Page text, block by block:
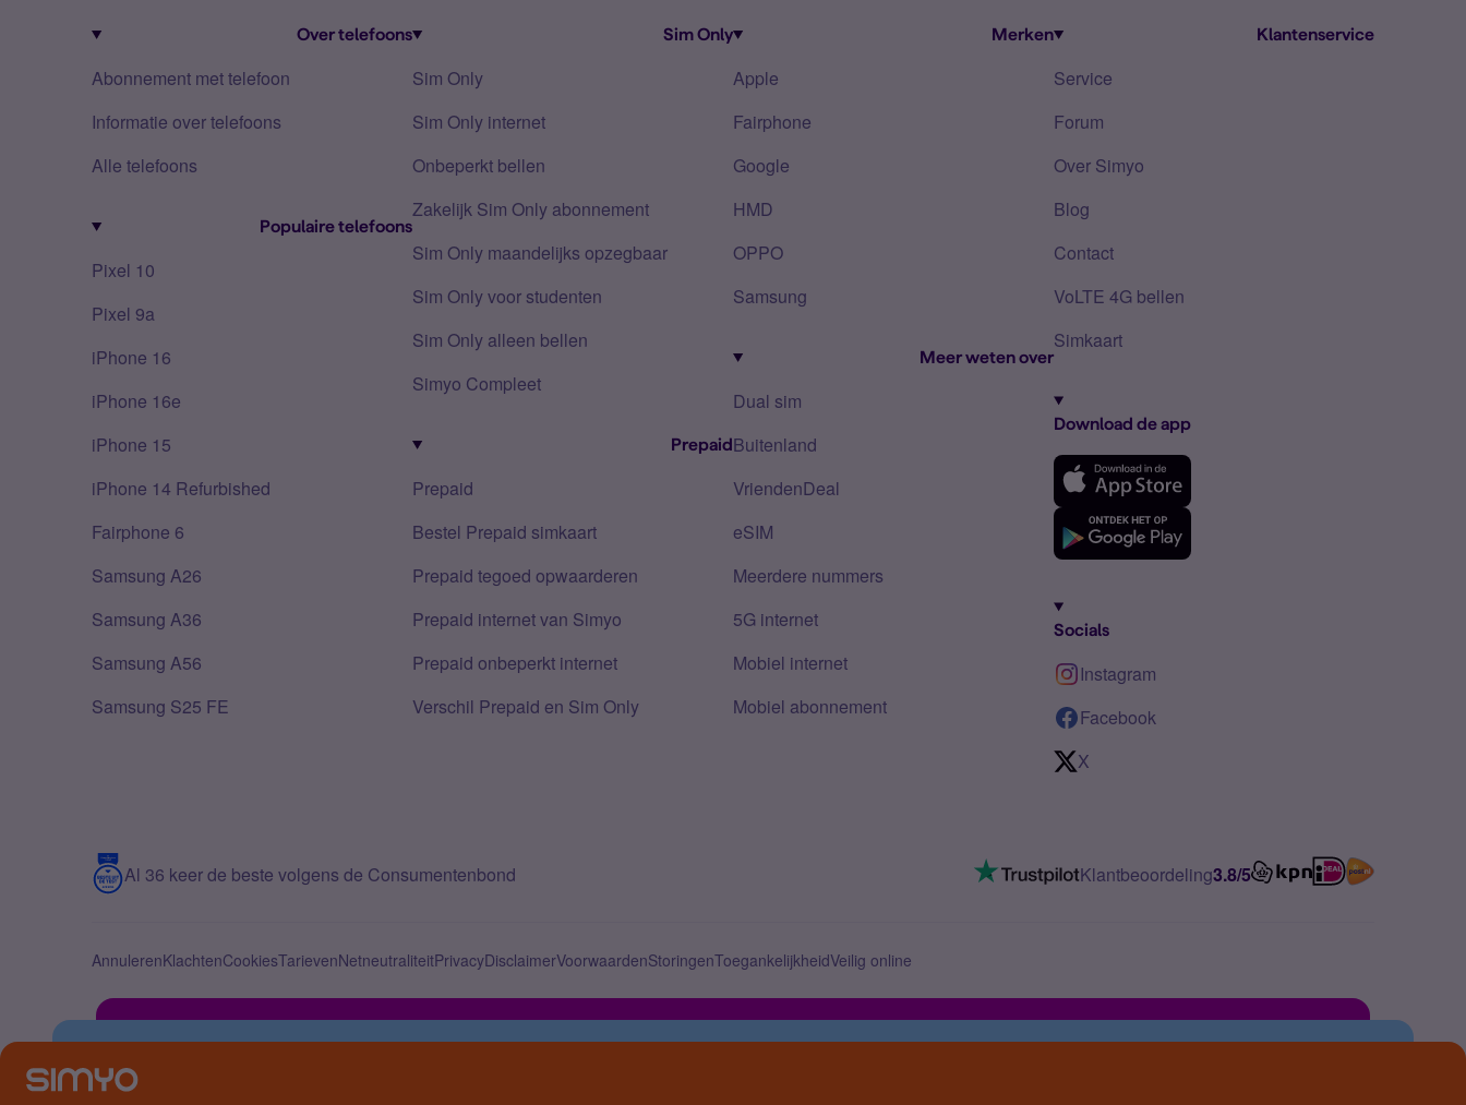
Over telefoons
Abonnement met telefoon
Informatie over telefoons
Alle telefoons
Populaire telefoons
Pixel 10
Pixel 9a
iPhone 16
iPhone 16e
iPhone 15
iPhone 14 Refurbished
Fairphone 6
Samsung A26
Samsung A36
Samsung A56
Samsung S25 FE
Sim Only
Sim Only
Sim Only internet
Onbeperkt bellen
Zakelijk Sim Only abonnement
Sim Only maandelijks opzegbaar
Sim Only voor studenten
Sim Only alleen bellen
Simyo Compleet
Prepaid
Prepaid
Bestel Prepaid simkaart
Prepaid tegoed opwaarderen
Prepaid internet van Simyo
Prepaid onbeperkt internet
Verschil Prepaid en Sim Only
Merken
Apple
Fairphone
Google
HMD
OPPO
Samsung
Meer weten over
Dual sim
Buitenland
VriendenDeal
eSIM
Meerdere nummers
5G internet
Mobiel internet
Mobiel abonnement
Klantenservice
Service
Forum
Over Simyo
Blog
Contact
VoLTE 4G bellen
Simkaart
Download de app
Socials
Instagram
Facebook
X
Al 36 keer de beste volgens de Consumentenbond Klantbeoordeling3.8/5
AnnulerenKlachtenCookiesTarievenNetneutraliteitPrivacyDisclaimerVoorwaardenStoringenToegankelijkheidVeilig online